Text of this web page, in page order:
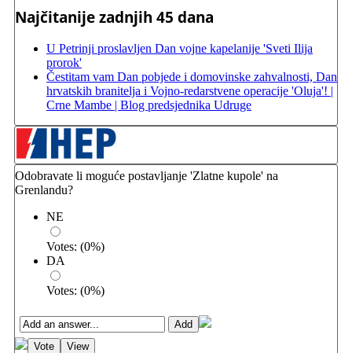
Najčitanije zadnjih 45 dana
U Petrinji proslavljen Dan vojne kapelanije 'Sveti Ilija
prorok'
Čestitam vam Dan pobjede i domovinske zahvalnosti, Dan
hrvatskih branitelja i Vojno-redarstvene operacije 'Oluja'! |
Crne Mambe | Blog predsjednika Udruge
Odobravate li moguće postavljanje 'Zlatne kupole' na
Grenlandu?
NE
Votes: (0%)
DA
Votes: (0%)